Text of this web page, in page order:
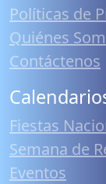
Políticas de
Quiénes
Contáctenos
Fiestas
Semana de
Eventos